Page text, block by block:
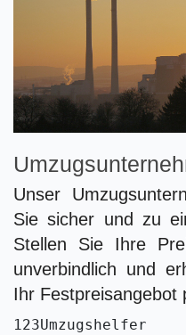
Unser
Sie sicher und zu
Stellen Sie Ihre
unverbindlich und
Ihr Festpreisangebot
123Umzugshelfer